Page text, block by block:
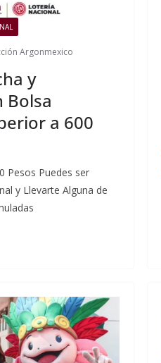
Argonmexico
y
Bolsa
a 600
Pesos Puedes ser
y Llevarte Alguna de